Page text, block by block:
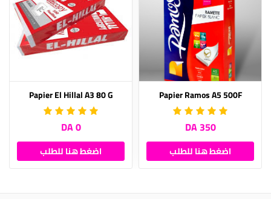
Papier Ramos A5 500F
350 DA
اضغط هنا للطلب
Papier El Hillal A3 80 G
0 DA
اضغط هنا للطلب